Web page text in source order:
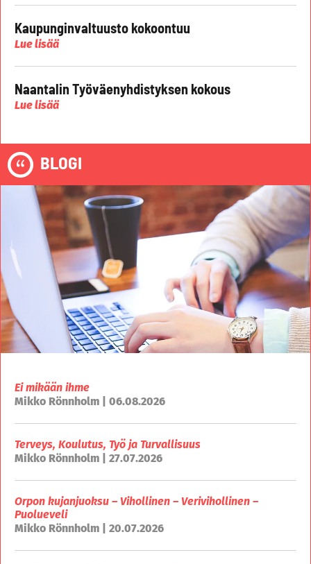
Kaupunginvaltuusto kokoontuu
Lue lisää
Naantalin Työväenyhdistyksen kokous
Lue lisää
BLOGI
Ei mikään ihme
Mikko Rönnholm | 06.08.2026
Terveys, Koulutus, Työ ja Turvallisuus
Mikko Rönnholm | 27.07.2026
Orpon kujanjuoksu – Vihollinen – Verivihollinen –
Puolueveli
Mikko Rönnholm | 20.07.2026